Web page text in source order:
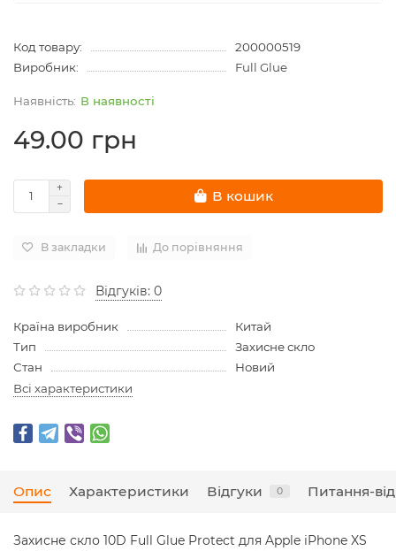
Код товару:
200000519
Виробник:
Full Glue
В наявності
49.00 грн
В кошик
В закладки До порівняння
Відгуків: 0
Країна виробник
Китай
Тип
Захисне скло
Стан
Новий
Всі характеристики
Опис Характеристики Відгуки 0 Питання-
Захисне скло 10D Full Glue Protect для Apple iPhone XS